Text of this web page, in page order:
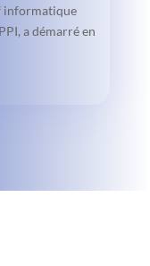
informatique
a démarré en